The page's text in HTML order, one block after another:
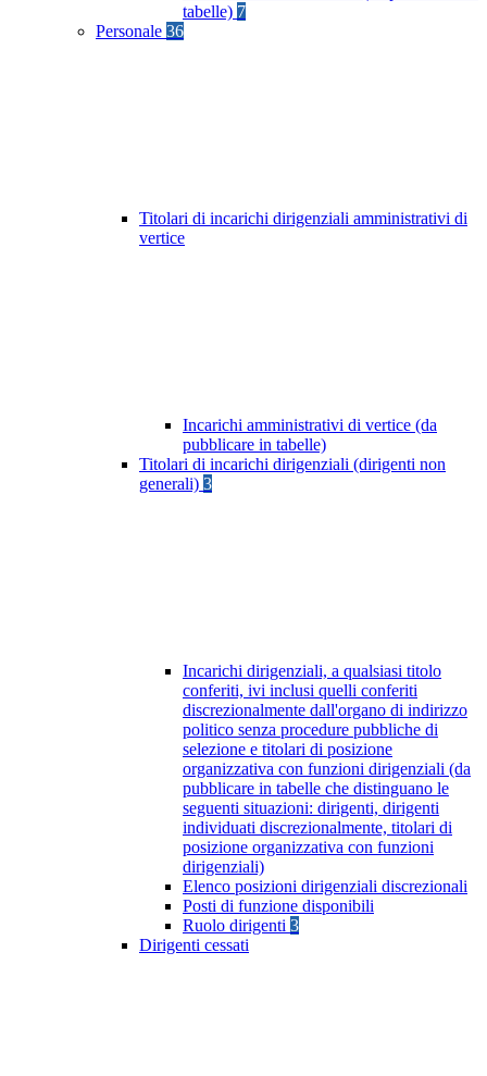
tabelle) 7
Personale 36
Titolari di incarichi dirigenziali amministrativi di
vertice
Incarichi amministrativi di vertice (da
pubblicare in tabelle)
Titolari di incarichi dirigenziali (dirigenti non
generali) 3
Incarichi dirigenziali, a qualsiasi titolo
conferiti, ivi inclusi quelli conferiti
discrezionalmente dall'organo di indirizzo
politico senza procedure pubbliche di
selezione e titolari di posizione
organizzativa con funzioni dirigenziali (da
pubblicare in tabelle che distinguano le
seguenti situazioni: dirigenti, dirigenti
individuati discrezionalmente, titolari di
posizione organizzativa con funzioni
dirigenziali)
Elenco posizioni dirigenziali discrezionali
Posti di funzione disponibili
Ruolo dirigenti 3
Dirigenti cessati